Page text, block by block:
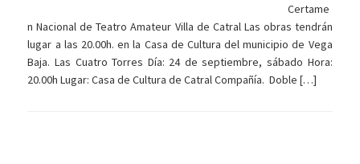
Certame
n Nacional de Teatro Amateur Villa de Catral Las obras tendrán
lugar a las 20.00h. en la Casa de Cultura del municipio de Vega
Baja. Las Cuatro Torres Día: 24 de septiembre, sábado Hora:
20.00h Lugar: Casa de Cultura de Catral Compañía. Doble […]